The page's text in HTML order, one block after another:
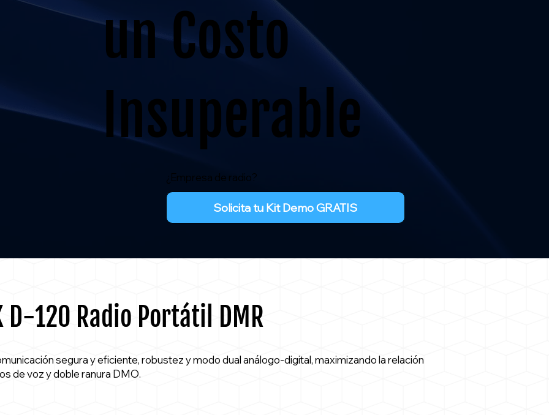
un Costo
Insuperable
Solicita tu Kit Demo GRATIS
¿Empresa de radio?
D-120 Radio Portátil DMR
segura y eficiente, robustez y modo dual análogo-digital, maximizando la relación
de voz y doble ranura DMO.